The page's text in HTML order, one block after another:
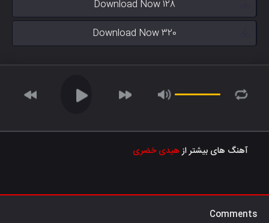
Download Now 128
Download Now 320
آهنگ های بیشتر ازهیدی خضری
Comments